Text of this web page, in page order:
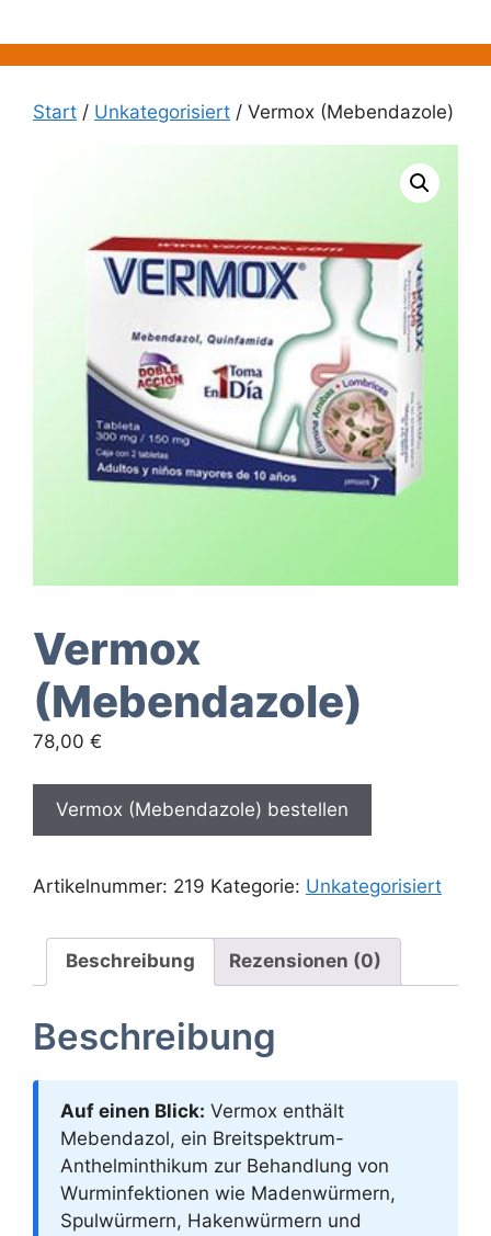
Inhalt
springen
Start / Unkategorisiert / Vermox (Mebendazole)
Vermox
(Mebendazole)
78,00 €
Vermox (Mebendazole) bestellen
Artikelnummer: 219 Kategorie: Unkategorisiert
Beschreibung Rezensionen (0)
Beschreibung
Auf einen Blick: Vermox enthält
Mebendazol, ein Breitspektrum-
Anthelminthikum zur Behandlung von
Wurminfektionen wie Madenwürmern,
Spulwürmern, Hakenwürmern und